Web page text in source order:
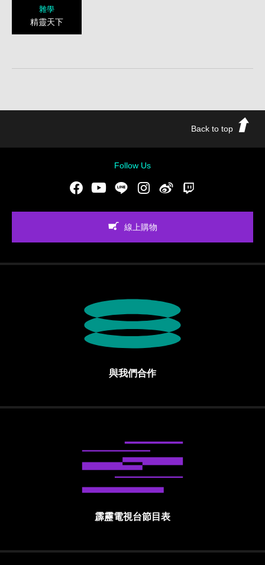
雜學
精靈天下
Back to top
Follow Us
FacebookYoutubeLINE Instgram新浪微博
線上購物
與我們合作
霹靂電視台節目表